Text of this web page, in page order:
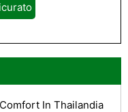
In Thailandia